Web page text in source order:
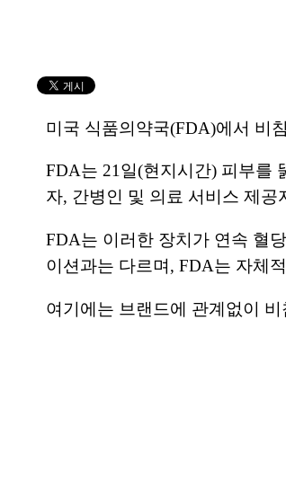
미국 식품의약국(FDA)에서 비
FDA는 21일(현지시간) 피부를
자, 간병인 및 의료 서비스 제공
FDA는 이러한 장치가 연속 혈
이션과는 다르며, FDA는 자체
여기에는 브랜드에 관계없이